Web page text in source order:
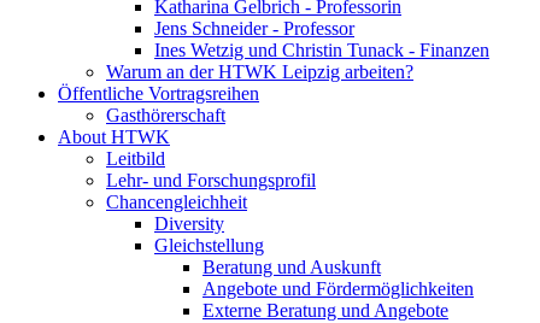
Katharina Gelbrich - Professorin
Jens Schneider - Professor
Ines Wetzig und Christin Tunack - Finanzen
Warum an der HTWK Leipzig arbeiten?
Öffentliche Vortragsreihen
Gasthörerschaft
About HTWK
Leitbild
Lehr- und Forschungsprofil
Chancengleichheit
Diversity
Gleichstellung
Beratung und Auskunft
Angebote und Fördermöglichkeiten
Externe Beratung und Angebote